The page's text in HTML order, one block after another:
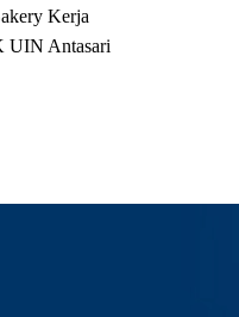
Kerja
UIN Antasari